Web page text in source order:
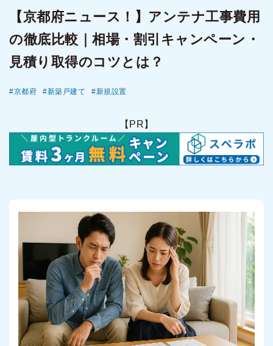
【京都府ニュース！】アンテナ工事費用
の徹底比較｜相場・割引キャンペーン・
見積り取得のコツとは？
京都府 新築戸建て 新規設置
【PR】